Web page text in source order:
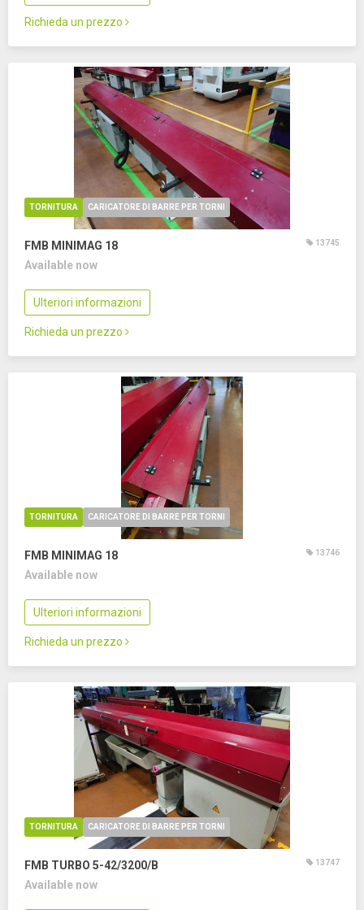
Richieda un prezzo
TORNITURA CARICATORE DI BARRE PER TORNI
FMB MINIMAG 18 13745
Available now
Ulteriori informazioni
Richieda un prezzo
TORNITURA CARICATORE DI BARRE PER TORNI
FMB MINIMAG 18 13746
Available now
Ulteriori informazioni
Richieda un prezzo
TORNITURA CARICATORE DI BARRE PER TORNI
FMB TURBO 5-42/3200/B 13747
Available now